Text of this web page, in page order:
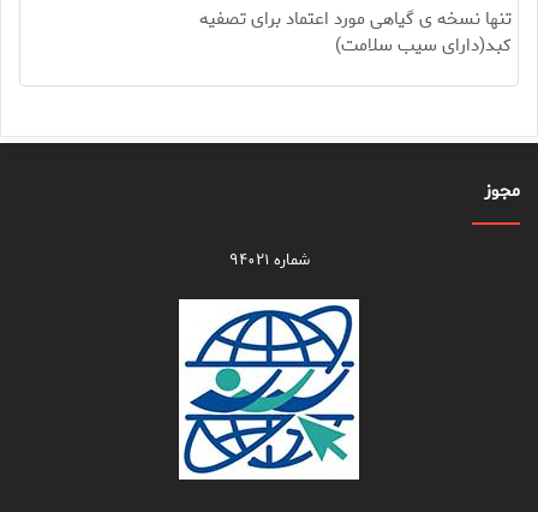
تنها نسخه ی گیاهی مورد اعتماد برای تصفیه
کبد(دارای سیب سلامت)
مجوز
شماره ۹۴۰۲۱